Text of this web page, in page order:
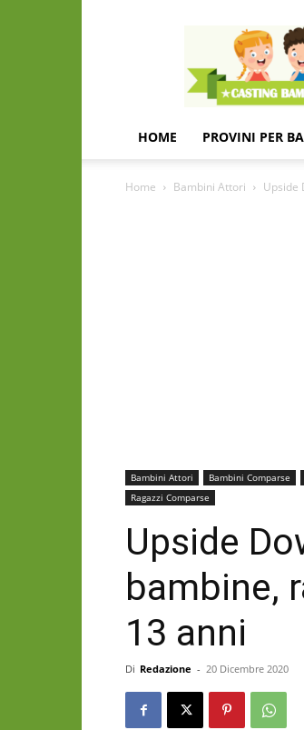
e
per
e
HOME PROVINI PER
Home Bambini Attori Upside
Bambini Attori Bambini Comparse
Ragazzi Comparse
Upside
bambine,
13 anni
Di Redazione - 20 Dicembre 2020